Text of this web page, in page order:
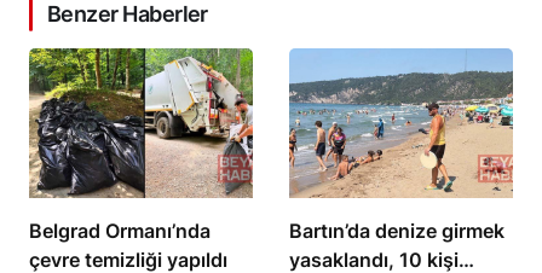
Benzer Haberler
Belgrad Ormanı’nda
çevre temizliği yapıldı
Bartın’da denize girmek
yasaklandı, 10 kişi